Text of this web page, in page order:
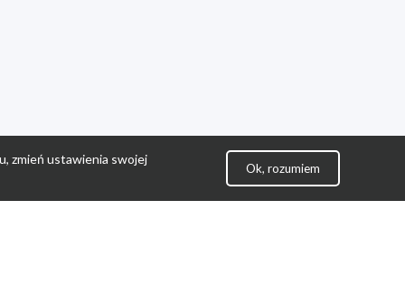
zmień ustawienia swojej
Ok, rozumiem